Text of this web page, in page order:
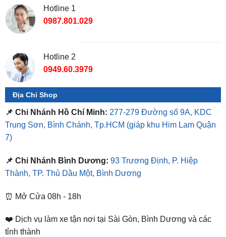
Hotline 1
0987.801.029
Hotline 2
0949.60.3979
Địa Chỉ Shop
📌 Chi Nhánh Hồ Chí Minh: 277-279 Đường số 9A, KDC
Trung Sơn, Bình Chánh, Tp.HCM (giáp khu Him Lam Quận
7)
📌 Chi Nhánh Bình Dương: 93 Trương Định, P. Hiệp
Thành, TP. Thủ Dầu Một, Bình Dương
⏰ Mở Cửa 08h - 18h
❤️ Dịch vụ làm xe tận nơi tại Sài Gòn, Bình Dương và các
tỉnh thành